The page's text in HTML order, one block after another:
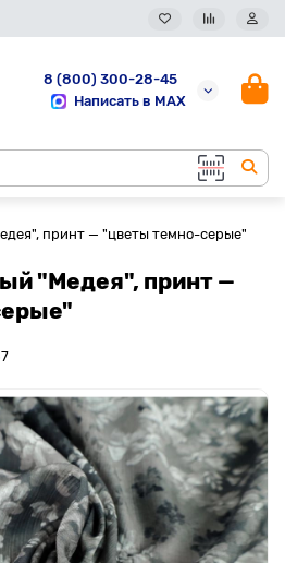
8 (800) 300-28-45
Написать в MAX
принт — "цветы темно-серые"
"Медея", принт —